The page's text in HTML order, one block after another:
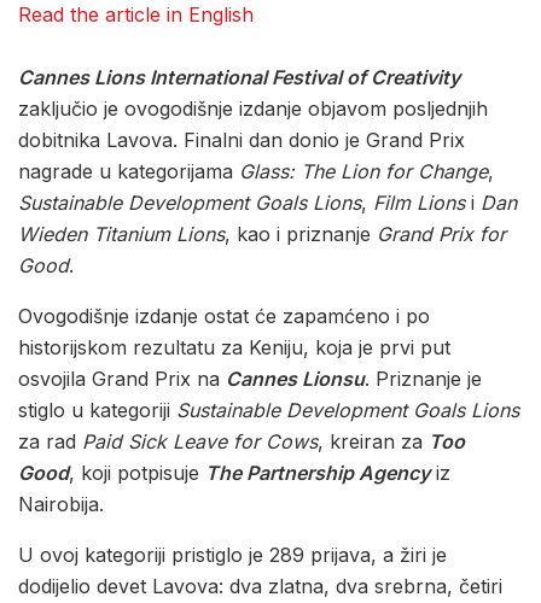
Read the article in English
Cannes Lions International Festival of Creativity
zaključio je ovogodišnje izdanje objavom posljednjih
dobitnika Lavova. Finalni dan donio je Grand Prix
nagrade u kategorijama Glass: The Lion for Change,
Sustainable Development Goals Lions, Film Lionsi Dan
Wieden Titanium Lions, kao i priznanje Grand Prix for
Good.
Ovogodišnje izdanje ostat će zapamćeno i po
historijskom rezultatu za Keniju, koja je prvi put
osvojila Grand Prix na Cannes Lionsu. Priznanje je
stiglo u kategoriji Sustainable Development Goals Lions
za rad Paid Sick Leave for Cows, kreiran za Too
Good, koji potpisuje The Partnership Agencyiz
Nairobija.
U ovoj kategoriji pristiglo je 289 prijava, a žiri je
dodijelio devet Lavova: dva zlatna, dva srebrna, četiri